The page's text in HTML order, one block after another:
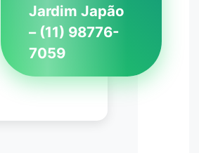
Jardim Japão
– (11) 98776-
7059